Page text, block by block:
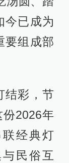
今已成为
要组成部
结彩，节
2026年
经典灯
民俗互